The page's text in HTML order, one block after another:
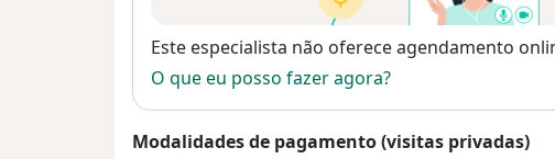
Disponibilidade
Este especialista não oferece agendamento
O que eu posso fazer agora?
Modalidades de pagamento (visitas privadas)